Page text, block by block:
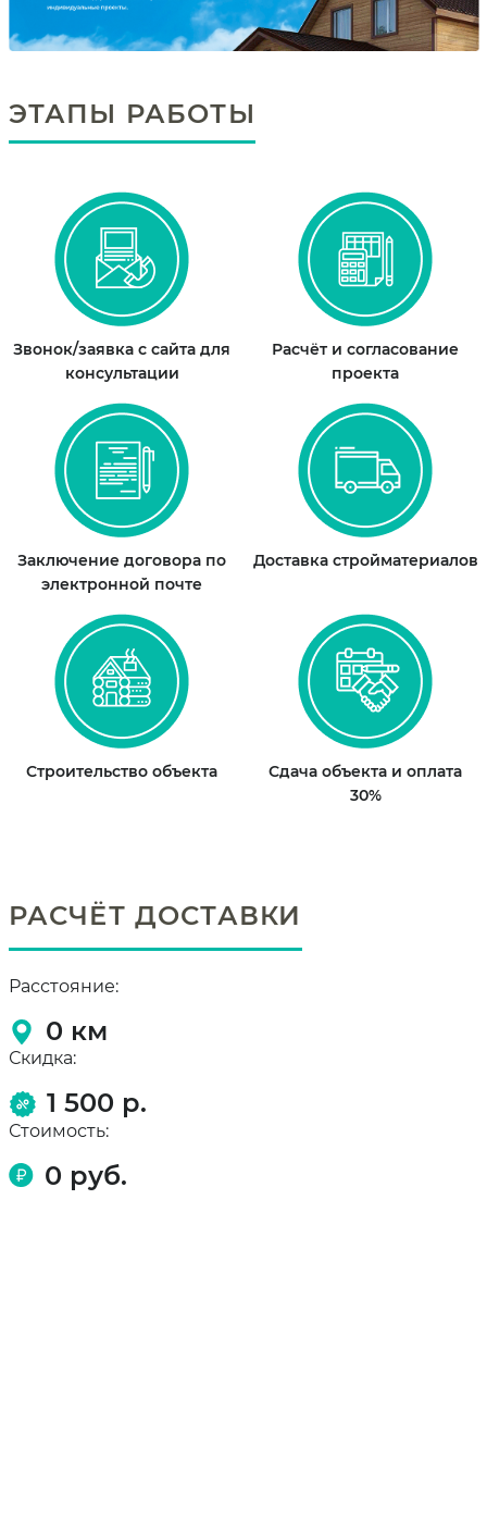
ЭТАПЫ РАБОТЫ
Звонок/заявка с сайта для
консультации
Расчёт и согласование
проекта
Заключение договора по
электронной почте
Доставка стройматериалов
Строительство объекта
Сдача объекта и оплата
30%
РАСЧЁТ ДОСТАВКИ
Расстояние:
0 км
Скидка:
1 500 р.
Стоимость:
0 руб.